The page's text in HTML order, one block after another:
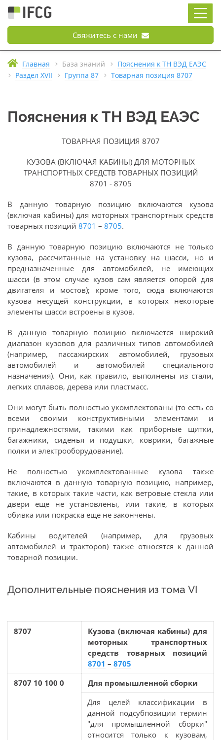
Свяжитесь с нами
Главная База знаний
Пояснения к ТН ВЭД ЕАЭС
Раздел XVII
Группа 87 Товарная позиция 8707
Пояснения к ТН ВЭД ЕАЭС
ТОВАРНАЯ ПОЗИЦИЯ 8707
КУЗОВА (ВКЛЮЧАЯ КАБИНЫ) ДЛЯ МОТОРНЫХ
ТРАНСПОРТНЫХ СРЕДСТВ ТОВАРНЫХ ПОЗИЦИЙ
8701 - 8705
В данную товарную позицию включаются кузова
(включая кабины) для моторных транспортных средств
товарных позиций 8701 – 8705.
В данную товарную позицию включаются не только
кузова, рассчитанные на установку на шасси, но и
предназначенные для автомобилей, не имеющих
шасси (в этом случае кузов сам является опорой для
двигателя и мостов); кроме того, сюда включаются
кузова несущей конструкции, в которых некоторые
элементы шасси встроены в кузов.
В данную товарную позицию включается широкий
диапазон кузовов для различных типов автомобилей
(например, пассажирских автомобилей, грузовых
автомобилей и автомобилей специального
назначения). Они, как правило, выполнены из стали,
легких сплавов, дерева или пластмасс.
Они могут быть полностью укомплектованы (то есть со
всеми своими конструктивными элементами и
принадлежностями, такими как приборные щитки,
багажники, сиденья и подушки, коврики, багажные
полки и электрооборудование).
Не полностью укомплектованные кузова также
включаются в данную товарную позицию, например,
такие, в которых такие части, как ветровые стекла или
двери еще не установлены, или такие, в которых
обивка или покраска еще не закончены.
Кабины водителей (например, для грузовых
автомобилей и тракторов) также относятся к данной
товарной позиции.
Дополнительные пояснения из тома VI
8707
Кузова (включая кабины) для
моторных транспортных
средств товарных позиций
8701 – 8705
8707 10 100 0
Для промышленной сборки
Для целей классификации в
данной подсубпозиции термин
"для промышленной сборки"
относится только к кузовам,